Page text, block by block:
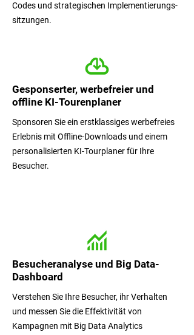
Codes und strategischen Implementierungs-
sitzungen.
Gesponserter, werbefreier und
offline KI-Tourenplaner
Sponsoren Sie ein erstklassiges werbefreies
Erlebnis mit Offline-Downloads und einem
personalisierten KI-Tourplaner für Ihre
Besucher.
Besucheranalyse und Big Data-
Dashboard
Verstehen Sie Ihre Besucher, ihr Verhalten
und messen Sie die Effektivität von
Kampagnen mit Big Data Analytics